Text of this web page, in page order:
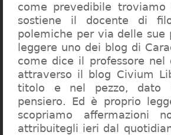
come prevedibile troviamo
sostiene il docente di
polemiche per via delle sue
leggere uno dei blog di
come dice il professore
attraverso il blog Civium
titolo e nel pezzo, dato
pensiero. Ed è proprio
scopriamo affermazioni
attribuitegli ieri dal